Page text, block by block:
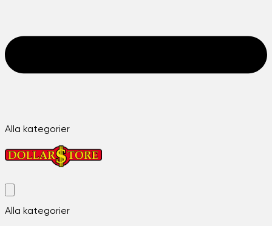
Alla kategorier
Alla kategorier